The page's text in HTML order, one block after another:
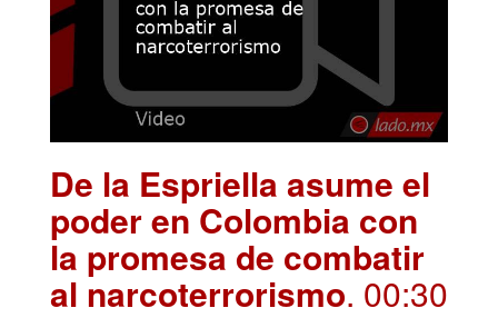
De la Espriella asume el
poder en Colombia con
la promesa de combatir
al narcoterrorismo. 00:30